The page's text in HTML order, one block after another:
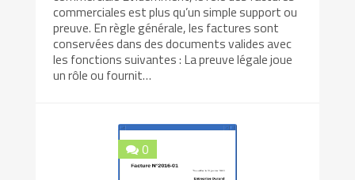
commerciales est plus qu’un simple support ou
preuve. En règle générale, les factures sont
conservées dans des documents valides avec
les fonctions suivantes : La preuve légale joue
un rôle ou fournit…
0